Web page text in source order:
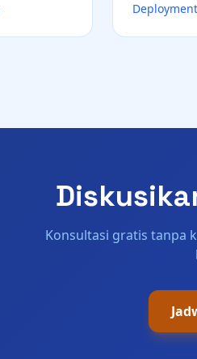
Konsultasi gratis tanpa